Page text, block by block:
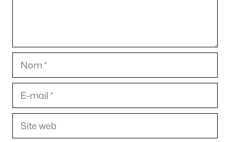
Nom
E-
mail
Site
web